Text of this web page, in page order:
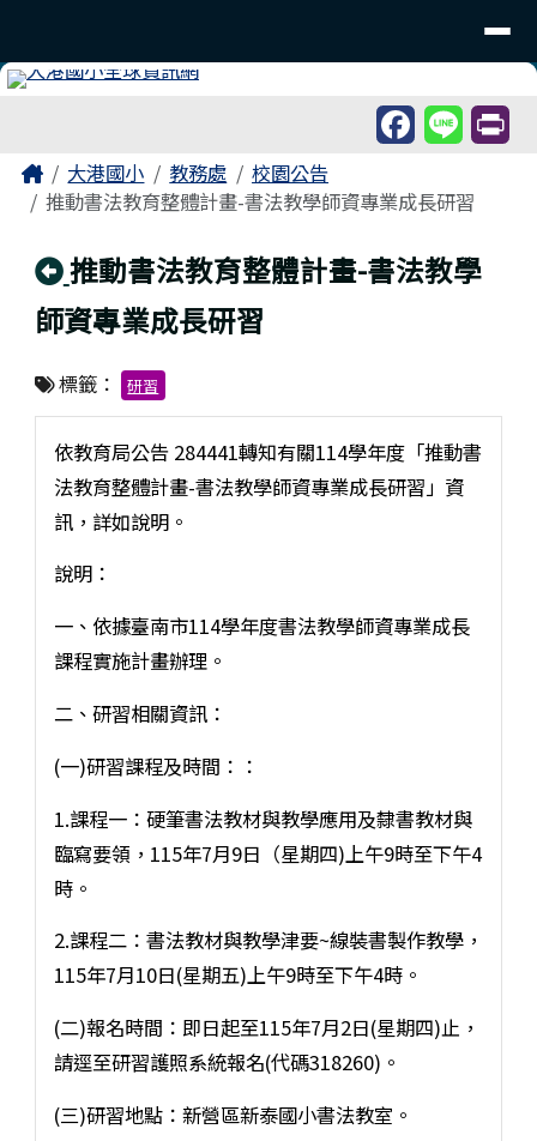
主內容區域
Home大港國小 教務處
校園公告
推動書法教育整體計畫-書法教學師資專業成長研習
回上頁
推動書法教育整體計畫-書法教學
師資專業成長研習
標籤： 研習
依教育局公告 284441轉知有關114學年度「推動書
法教育整體計畫-書法教學師資專業成長研習」資
訊，詳如說明。
說明：
一、依據臺南市114學年度書法教學師資專業成長
課程實施計畫辦理。
二、研習相關資訊：
(一)研習課程及時間：：
1.課程一：硬筆書法教材與教學應用及隸書教材與
臨寫要領，115年7月9日（星期四)上午9時至下午4
時。
2.課程二：書法教材與教學津要~線裝書製作教學，
115年7月10日(星期五)上午9時至下午4時。
(二)報名時間：即日起至115年7月2日(星期四)止，
請逕至研習護照系統報名(代碼318260)。
(三)研習地點：新營區新泰國小書法教室。
頁尾區域